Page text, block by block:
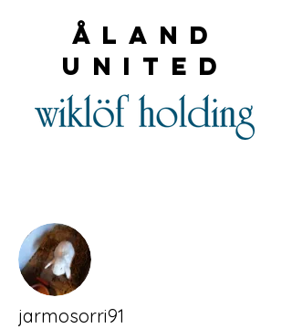
Åland
United
jarmosorri91